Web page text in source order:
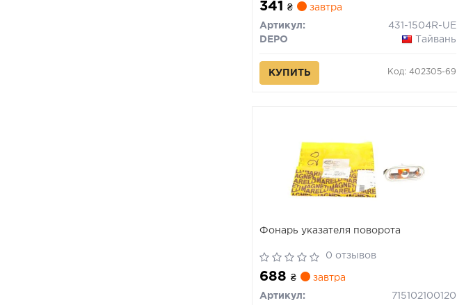
341 ₴ завтра
Артикул:
431-1504R-UE
DEPO
Тайвань
КУПИТЬ Код: 402305-69
Фонарь указателя поворота
0 отзывов
688 ₴ завтра
Артикул:
715102100120